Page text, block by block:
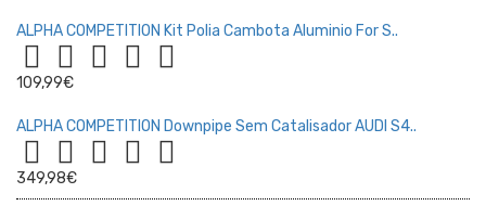
ALPHA COMPETITION Kit Polia Cambota Aluminio For S..
109,99€
ALPHA COMPETITION Downpipe Sem Catalisador AUDI S4..
349,98€